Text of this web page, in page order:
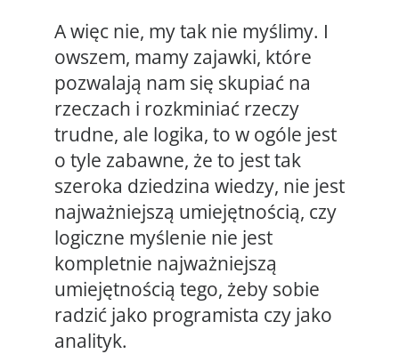
A więc nie, my tak nie myślimy. I
owszem, mamy zajawki, które
pozwalają nam się skupiać na
rzeczach i rozkminiać rzeczy
trudne, ale logika, to w ogóle jest
o tyle zabawne, że to jest tak
szeroka dziedzina wiedzy, nie jest
najważniejszą umiejętnością, czy
logiczne myślenie nie jest
kompletnie najważniejszą
umiejętnością tego, żeby sobie
radzić jako programista czy jako
analityk.